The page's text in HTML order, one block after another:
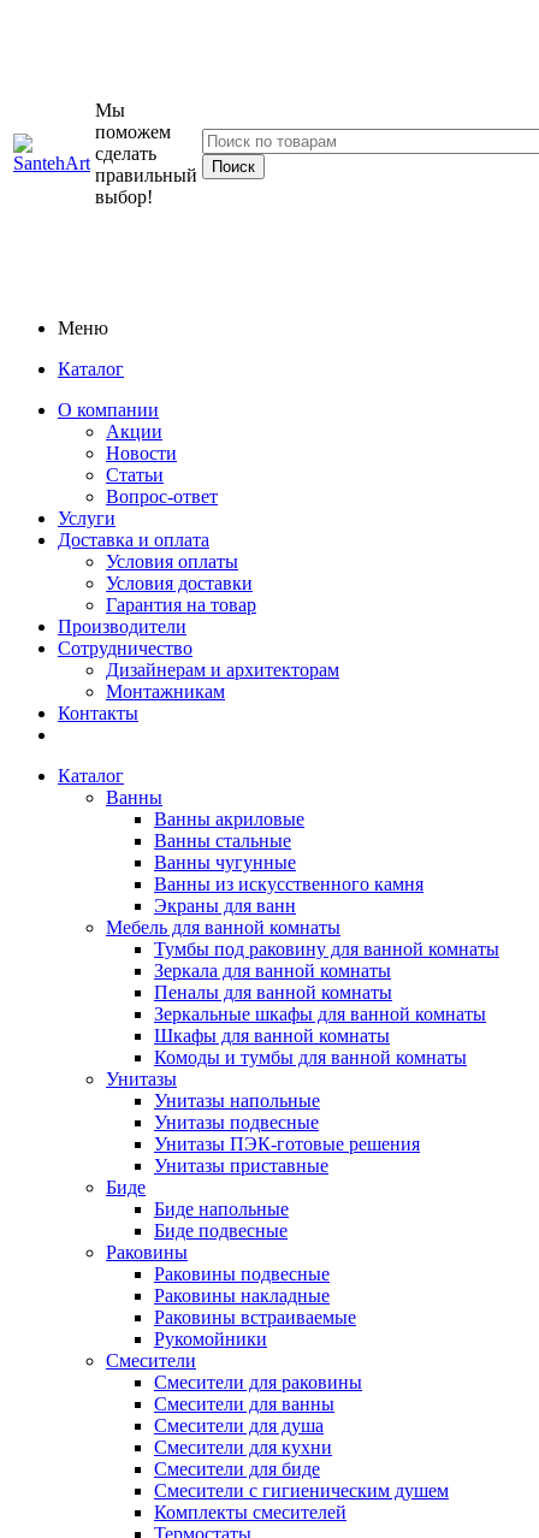
Мы
поможем
сделать
правильный
выбор!
Меню
Каталог
О компании
Акции
Новости
Статьи
Вопрос-ответ
Услуги
Доставка и оплата
Условия оплаты
Условия доставки
Гарантия на товар
Производители
Сотрудничество
Дизайнерам и архитекторам
Монтажникам
Контакты
Каталог
Ванны
Ванны акриловые
Ванны стальные
Ванны чугунные
Ванны из искусственного камня
Экраны для ванн
Мебель для ванной комнаты
Тумбы под раковину для ванной комнаты
Зеркала для ванной комнаты
Пеналы для ванной комнаты
Зеркальные шкафы для ванной комнаты
Шкафы для ванной комнаты
Комоды и тумбы для ванной комнаты
Унитазы
Унитазы напольные
Унитазы подвесные
Унитазы ПЭК-готовые решения
Унитазы приставные
Биде
Биде напольные
Биде подвесные
Раковины
Раковины подвесные
Раковины накладные
Раковины встраиваемые
Рукомойники
Смесители
Смесители для раковины
Смесители для ванны
Смесители для душа
Смесители для кухни
Смесители для биде
Смесители с гигиеническим душем
Комплекты смесителей
Термостаты